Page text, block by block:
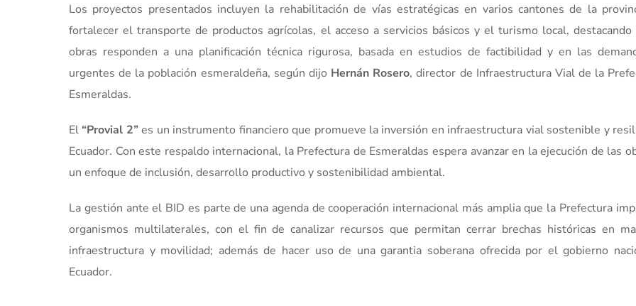
Los proyectos presentados incluyen la rehabilitación de vías estratégicas en varios cantones de la
fortalecer el transporte de productos agrícolas, el acceso a servicios básicos y el turismo local, destacando
obras responden a una planificación técnica rigurosa, basada en estudios de factibilidad y en las
urgentes de la población esmeraldeña, según dijo Hernán Rosero, director de Infraestructura Vial de la
Esmeraldas.
El “Provial 2”es un instrumento financiero que promueve la inversión en infraestructura vial sostenible y
Ecuador. Con este respaldo internacional, la Prefectura de Esmeraldas espera avanzar en la ejecución de las
un enfoque de inclusión, desarrollo productivo y sostenibilidad ambiental.
La gestión ante el BID es parte de una agenda de cooperación internacional más amplia que la Prefectura
organismos multilaterales, con el fin de canalizar recursos que permitan cerrar brechas históricas en
infraestructura y movilidad; además de hacer uso de una garantia soberana ofrecida por el gobierno
Ecuador.